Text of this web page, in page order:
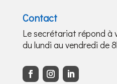
Contact
Le secrétariat répond à
du lundi au vendredi de